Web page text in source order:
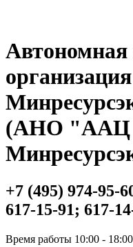
Автономная
(АНО "ААЦ
+7 (495) 974-95-
617-15-91; 617-
Время работы 10:00 - 18:00